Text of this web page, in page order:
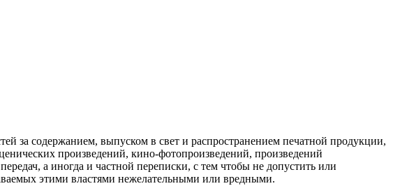
за содержанием, выпуском в свет и распространением печатной продукции,
произведений, кино-фотопроизведений, произведений
а иногда и частной переписки, с тем чтобы не допустить или
этими властями нежелательными или вредными.